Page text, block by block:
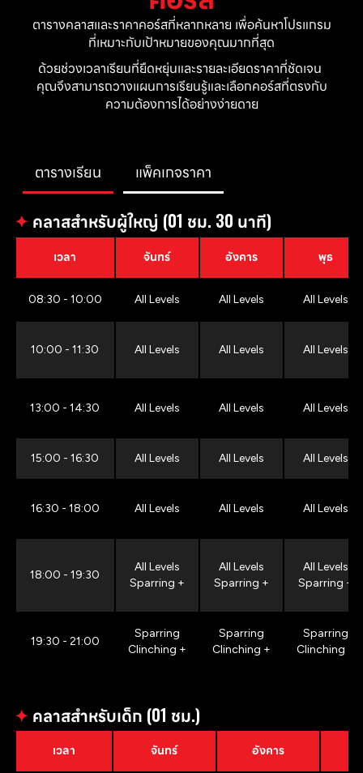
ตารางคลาสและราคาคอร์สที่หลากหลาย เพื่อค้นหาโปรแกรม
ที่เหมาะกับเป้าหมายของคุณมากที่สุด
ด้วยช่วงเวลาเรียนที่ยืดหยุ่นและรายละเอียดราคาที่ชัดเจน
คุณจึงสามารถวางแผนการเรียนรู้และเลือกคอร์สที่ตรงกับ
ความต้องการได้อย่างง่ายดาย
ตารางเรียน แพ็คเกจราคา
✦ คลาสสำหรับผู้ใหญ่ (01 ชม. 30 นาที)
เวลา จันทร์ อังคาร พุธ
08:30 - 10:00 All Levels All Levels All Levels
10:00 - 11:30 All Levels All Levels All Levels
13:00 - 14:30 All Levels All Levels All Levels
15:00 - 16:30 All Levels All Levels All Levels
16:30 - 18:00 All Levels All Levels All Levels
18:00 - 19:30
All Levels
Sparring +
All Levels
Sparring +
All Levels
Sparring +
19:30 - 21:00
Sparring
Clinching +
Sparring
Clinching +
Sparring
Clinching +
✦ คลาสสำหรับเด็ก (01 ชม.)
เวลา จันทร์ อังคาร